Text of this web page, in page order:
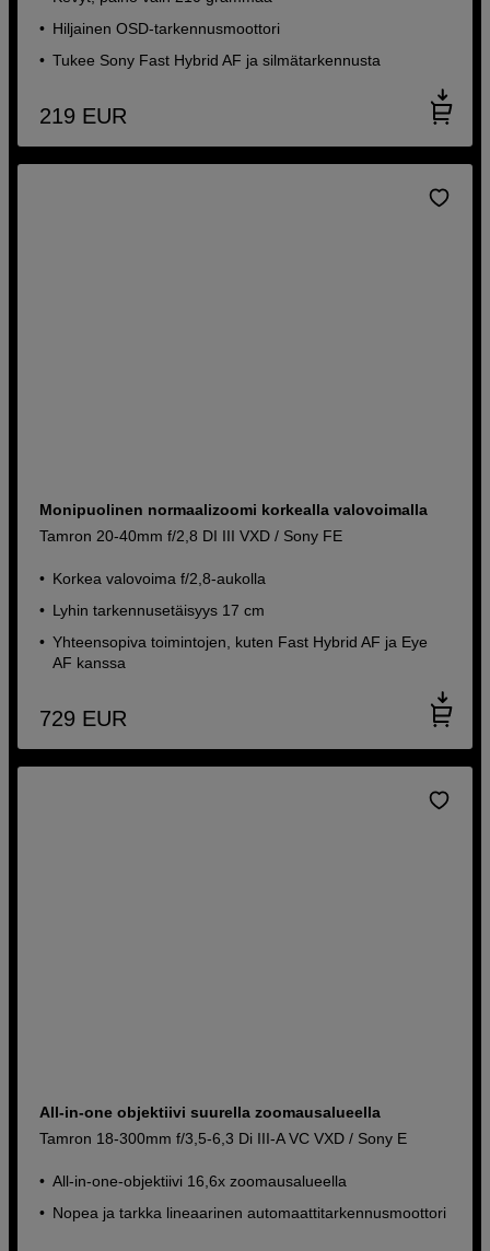
Hiljainen OSD-tarkennusmoottori
Tukee Sony Fast Hybrid AF ja silmätarkennusta
219 EUR
Monipuolinen normaalizoomi korkealla valovoimalla
Tamron 20-40mm f/2,8 DI III VXD / Sony FE
Korkea valovoima f/2,8-aukolla
Lyhin tarkennusetäisyys 17 cm
Yhteensopiva toimintojen, kuten Fast Hybrid AF ja Eye
AF kanssa
729 EUR
All-in-one objektiivi suurella zoomausalueella
Tamron 18-300mm f/3,5-6,3 Di III-A VC VXD / Sony E
All-in-one-objektiivi 16,6x zoomausalueella
Nopea ja tarkka lineaarinen automaattitarkennusmoottori